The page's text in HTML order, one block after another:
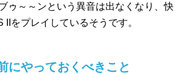
ゥ～～ンという異音は出なくなり、快
IIをプレイしているそうです。
にやっておくべきこと